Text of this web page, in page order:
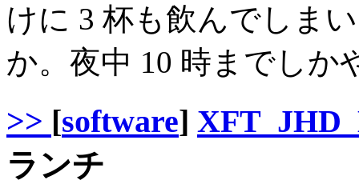
けに 3 杯も飲んでしま
か。夜中 10 時までしか
>> [software]
ランチ